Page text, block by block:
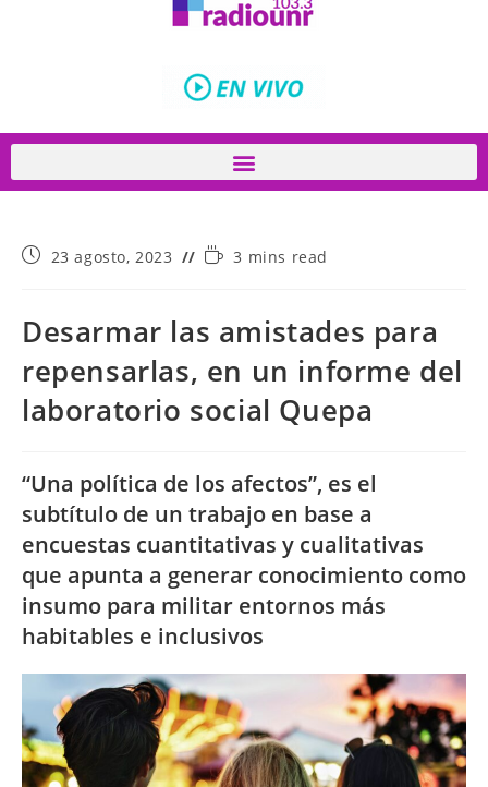
23 agosto, 2023 3 mins read
Desarmar las amistades para
repensarlas, en un informe del
laboratorio social Quepa
“Una política de los afectos”, es el
subtítulo de un trabajo en base a
encuestas cuantitativas y cualitativas
que apunta a generar conocimiento como
insumo para militar entornos más
habitables e inclusivos